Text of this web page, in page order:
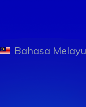
Bahasa Melayu